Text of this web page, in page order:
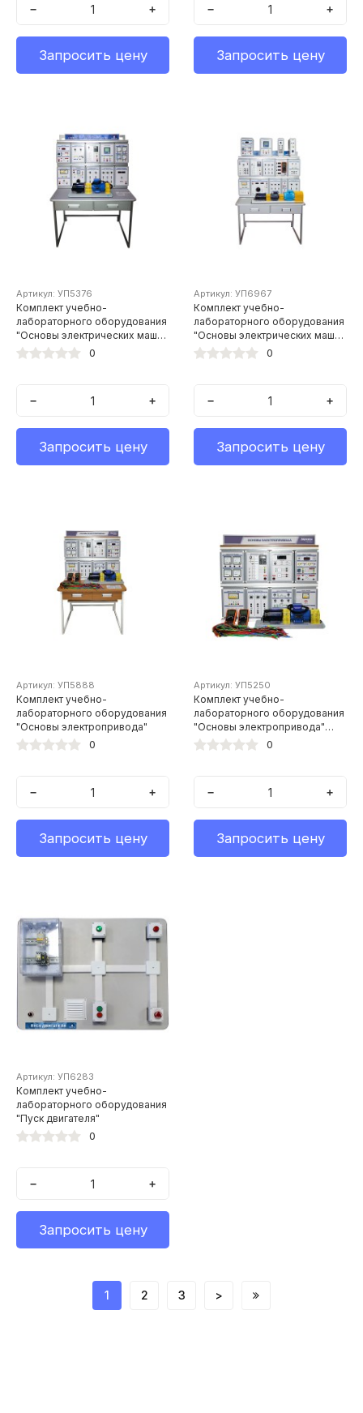
− +
Запросить цену
− +
Запросить цену
Артикул: УП5376
Комплект учебно-
лабораторного оборудования
"Основы электрических машин
с универсальной машиной
0
− +
Запросить цену
Артикул: УП6967
Комплект учебно-
лабораторного оборудования
"Основы электрических машин
с универсальной машиной
0
− +
Запросить цену
Артикул: УП5888
Комплект учебно-
лабораторного оборудования
"Основы электропривода"
0
− +
Запросить цену
Артикул: УП5250
Комплект учебно-
лабораторного оборудования
"Основы электропривода"
ОЭ-СР-1
0
− +
Запросить цену
Артикул: УП6283
Комплект учебно-
лабораторного оборудования
"Пуск двигателя"
0
− +
Запросить цену
1 2 3 >